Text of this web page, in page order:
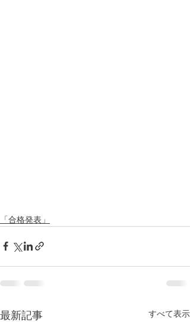
「合格発表」
最新記事 すべて表示